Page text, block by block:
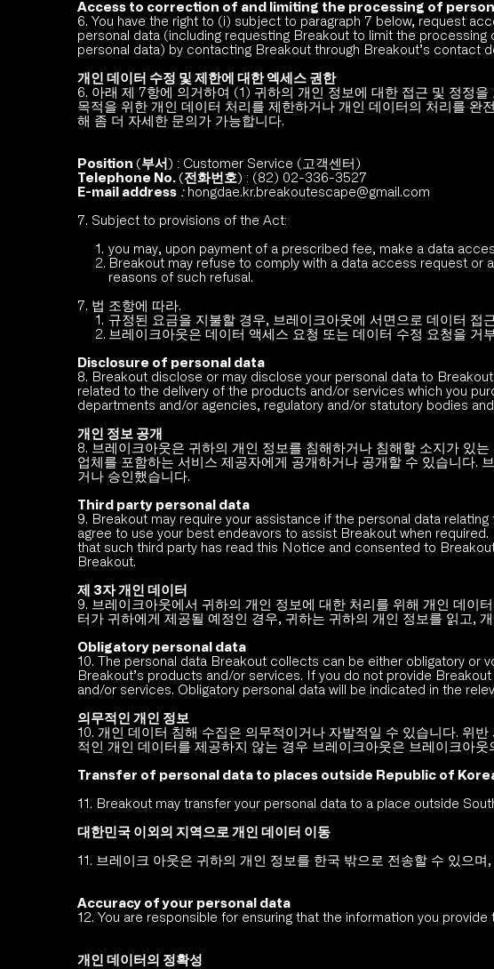
Access to correction of and limiting the processing of
6. You have the right to (i) subject to paragraph 7 below, request
personal data (including requesting Breakout to limit the
personal data) by contacting Breakout through Breakout’s contact
개인 데이터 수정 및 제한에 대한 엑세스 권한
6. 아래 제 7항에 의거하여 (1) 귀하의 개인 정보에 대한 접근 및 정정
목적을 위한 개인 데이터 처리를 제한하거나 개인 데이터의 처리를
해 좀 더 자세한 문의가 가능합니다.
Position (부서) : Customer Service (고객센터)
Telephone No. (전화번호) : (82) 02-336-3527
E-mail address : hongdae.kr.breakoutescape@gmail.com
7. Subject to provisions of the Act:
you may, upon payment of a prescribed fee, make a data
Breakout may refuse to comply with a data access request or
reasons of such refusal.
7. 법 조항에 따라.
규정된 요금을 지불할 경우, 브레이크아웃에 서면으로 데이터 접
브레이크아웃은 데이터 액세스 요청 또는 데이터 수정 요청을 거
Disclosure of personal data
8. Breakout disclose or may disclose your personal data to
related to the delivery of the products and/or services which you
departments and/or agencies, regulatory and/or statutory bodies
개인 정보 공개
8. 브레이크아웃은 귀하의 개인 정보를 침해하거나 침해할 소지가 있
업체를 포함하는 서비스 제공자에게 공개하거나 공개할 수 있습니다.
거나 승인했습니다.
Third party personal data
9. Breakout may require your assistance if the personal data
agree to use your best endeavors to assist Breakout when
that such third party has read this Notice and consented to
Breakout.
제 3자 개인 데이터
9. 브레이크아웃에서 귀하의 개인 정보에 대한 처리를 위해 개인 데이
터가 귀하에게 제공될 예정인 경우, 귀하는 귀하의 개인 정보를 읽고,
Obligatory personal data
10. The personal data Breakout collects can be either obligatory or
Breakout’s products and/or services. If you do not provide
and/or services. Obligatory personal data will be indicated in the
의무적인 개인 정보
10. 개인 데이터 침해 수집은 의무적이거나 자발적일 수 있습니다. 위
적인 개인 데이터를 제공하지 않는 경우 브레이크아웃은 브레이크아
Transfer of personal data to places outside Republic of
11. Breakout may transfer your personal data to a place outside
대한민국 이외의 지역으로 개인 데이터 이동
11. 브레이크 아웃은 귀하의 개인 정보를 한국 밖으로 전송할 수 있으
Accuracy of your personal data
12. You are responsible for ensuring that the information you
개인 데이터의 정확성